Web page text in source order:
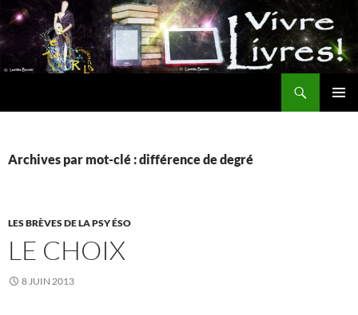
Aller
au
contenu
Archives par mot-clé : différence de degré
LES BRÈVES DE LA PSY ÉSO
LE CHOIX
8 JUIN 2013